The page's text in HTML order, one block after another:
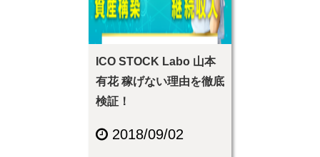
ICO STOCK Labo 山本
有花 稼げない理由を徹底
検証！
2018/09/02